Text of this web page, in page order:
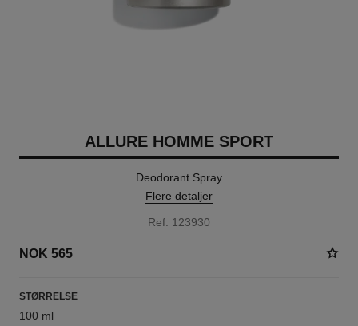
ALLURE HOMME SPORT
Deodorant Spray
Flere detaljer
Ref. 123930
NOK 565
STØRRELSE
100 ml